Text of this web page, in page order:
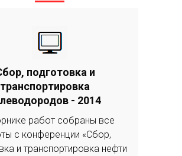
подготовка и
транспортировка
- 2014
работ собраны все
с конференции «Сбор,
и транспортировка нефти